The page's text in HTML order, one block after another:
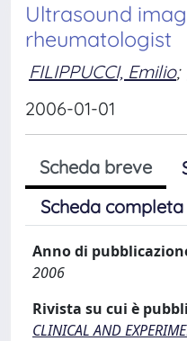
Ultrasound
rheumatologist
FILIPPUCCI, Emilio;
2006-01-01
Scheda breve
Scheda completa
Anno di
2006
Rivista su cui è
CLINICAL AND